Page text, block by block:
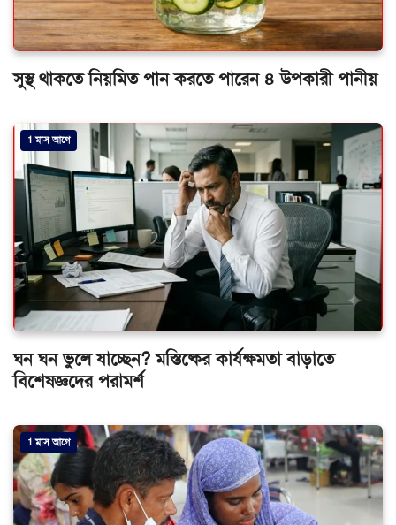
সুস্থ থাকতে নিয়মিত পান করতে পারেন ৪ উপকারী পানীয়
1 মাস আগে
ঘন ঘন ভুলে যাচ্ছেন? মস্তিষ্কের কার্যক্ষমতা বাড়াতে
বিশেষজ্ঞদের পরামর্শ
1 মাস আগে